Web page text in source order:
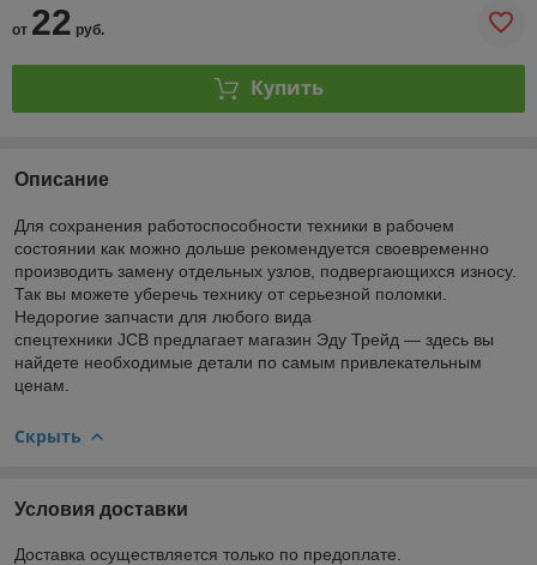
от 22 руб.
Купить
Описание
Для сохранения работоспособности техники в рабочем
состоянии как можно дольше рекомендуется своевременно
производить замену отдельных узлов, подвергающихся износу.
Так вы можете уберечь технику от серьезной поломки.
Недорогие запчасти для любого вида
спецтехники JCB предлагает магазин Эду Трейд — здесь вы
найдете необходимые детали по самым привлекательным
ценам.
Скрыть
Условия доставки
Доставка осуществляется только по предоплате.